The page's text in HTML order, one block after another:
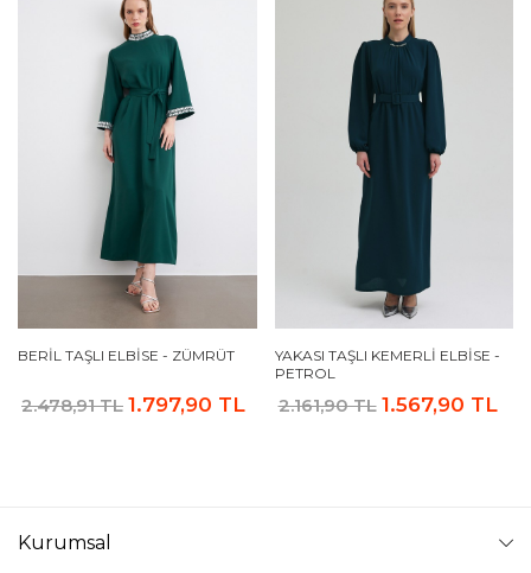
BERIL TAŞLI ELBISE - ZÜMRÜT
2.478,91 TL 1.797,90 TL
YAKASI TAŞLI KEMERLI ELBISE -
PETROL
2.161,90 TL 1.567,90 TL
Kurumsal